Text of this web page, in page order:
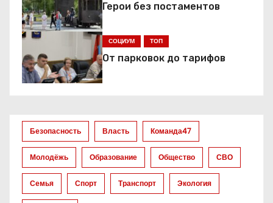
и
я
п
о
а
п
Герои без постаментов
СОЦИУМ ТОП
От парковок до тарифов
Безопасность Власть Команда47
Молодёжь Образование Общество СВО
Семья Спорт Транспорт Экология